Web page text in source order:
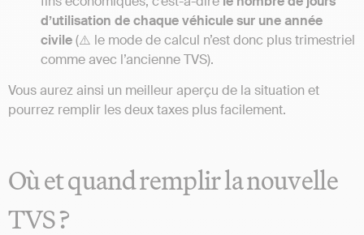
d’utilisation de chaque véhicule sur une année
civile(⚠️ le mode de calcul n’est donc plus trimestriel
comme avec l’ancienne TVS).
Vous aurez ainsi un meilleur aperçu de la situation et
pourrez remplir les deux taxes plus facilement.
Où et quand remplir la nouvelle
TVS ?